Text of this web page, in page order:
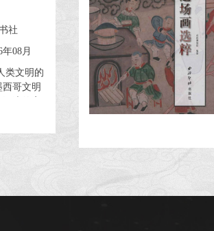
社
08月
文明的
哥文明
。早在